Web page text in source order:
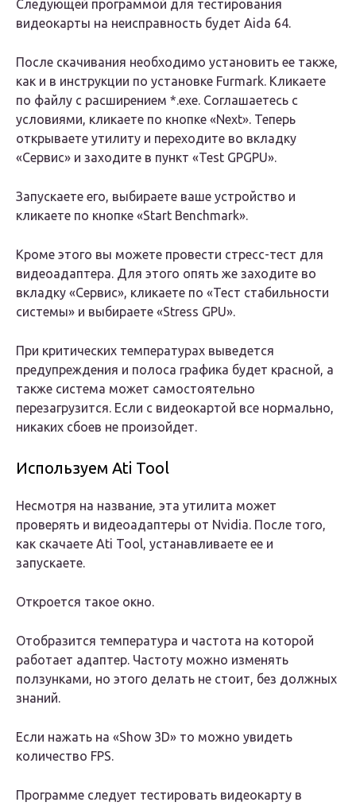
Следующей программой для тестирования
видеокарты на неисправность будет Aida 64.
После скачивания необходимо установить ее также,
как и в инструкции по установке Furmark. Кликаете
по файлу с расширением *.exe. Соглашаетесь с
условиями, кликаете по кнопке «Next». Теперь
открываете утилиту и переходите во вкладку
«Сервис» и заходите в пункт «Test GPGPU».
Запускаете его, выбираете ваше устройство и
кликаете по кнопке «Start Benchmark».
Кроме этого вы можете провести стресс-тест для
видеоадаптера. Для этого опять же заходите во
вкладку «Сервис», кликаете по «Тест стабильности
системы» и выбираете «Stress GPU».
При критических температурах выведется
предупреждения и полоса графика будет красной, а
также система может самостоятельно
перезагрузится. Если с видеокартой все нормально,
никаких сбоев не произойдет.
Используем Ati Tool
Несмотря на название, эта утилита может
проверять и видеоадаптеры от Nvidia. После того,
как скачаете Ati Tool, устанавливаете ее и
запускаете.
Откроется такое окно.
Отобразится температура и частота на которой
работает адаптер. Частоту можно изменять
ползунками, но этого делать не стоит, без должных
знаний.
Если нажать на «Show 3D» то можно увидеть
количество FPS.
Программе следует тестировать видеокарту в